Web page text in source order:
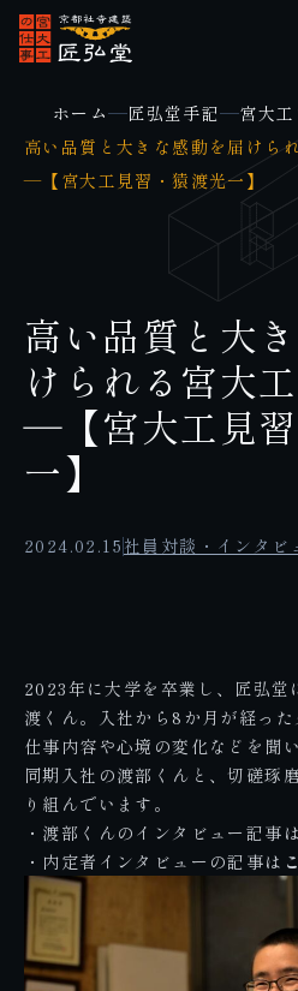
ホーム 匠弘堂手記
宮大
高い品質と大きな感動を届けら
―【宮大工見習・猿渡光一】
高い品質と大
けられる宮大
―【宮大工見
一】
2024.02.15 社員対談・インタビ
2023年に大学を卒業し、匠弘堂
渡くん。入社から8か月が経っ
仕事内容や心境の変化などを聞
同期入社の渡部くんと、切磋琢
り組んでいます。
・渡部くんのインタビュー記事は
・内定者インタビューの記事は